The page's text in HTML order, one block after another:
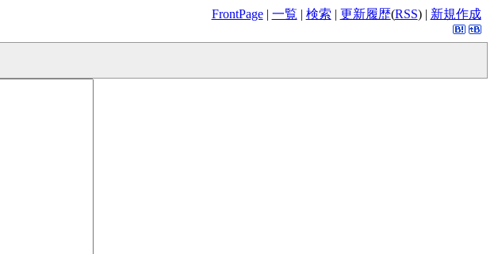
FrontPage| 一覧 | 検索 | 更新履歴(RSS) | 新規作成